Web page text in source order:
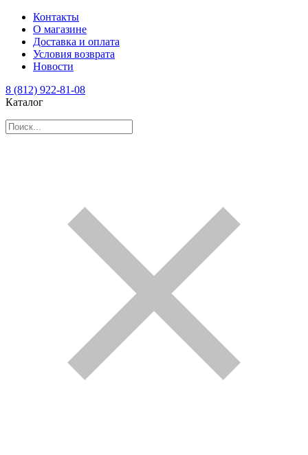
Контакты
О магазине
Доставка и оплата
Условия возврата
Новости
8 (812) 922-81-08
Каталог